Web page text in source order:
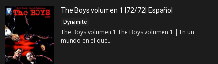
The Boys volumen 1 [72/72] Español
Dynamite
The Boys volumen 1 The Boys volumen 1 | En un
mundo en el que...